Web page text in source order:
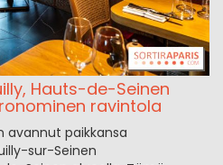
Hauts-de-Seinen
ravintola
avannut paikkansa
sur-Seinen